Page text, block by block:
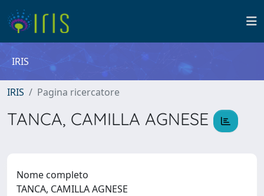
IRIS
IRIS Pagina ricercatore
TANCA, CAMILLA AGNESE
Nome completo
TANCA, CAMILLA AGNESE